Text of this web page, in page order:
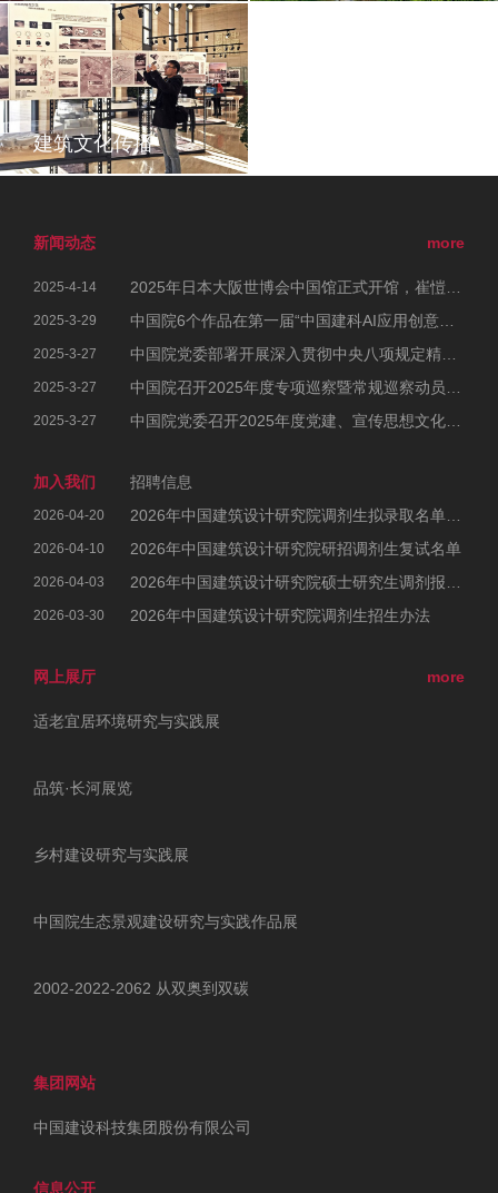
建筑文化传播
more
新闻动态
2025-4-14
2025-3-29
2025-3-27
2025-3-27
2025-3-27
加入我们 招聘信息
2026-04-20
2026-04-10 2026年中国建筑设计研究院研招调剂生复试名单
2026-04-03
2026-03-30 2026年中国建筑设计研究院调剂生招生办法
more
网上展厅
适老宜居环境研究与实践展
品筑·长河展览
乡村建设研究与实践展
中国院生态景观建设研究与实践作品展
2002-2022-2062 从双奥到双碳
集团网站
中国建设科技集团股份有限公司
信息公开